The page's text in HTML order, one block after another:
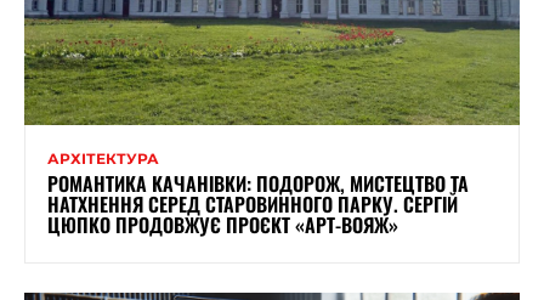
АРХІТЕКТУРА
РОМАНТИКА КАЧАНІВКИ: ПОДОРОЖ, МИСТЕЦТВО ТА
НАТХНЕННЯ СЕРЕД СТАРОВИННОГО ПАРКУ. СЕРГІЙ
ЦЮПКО ПРОДОВЖУЄ ПРОЄКТ «АРТ-ВОЯЖ»